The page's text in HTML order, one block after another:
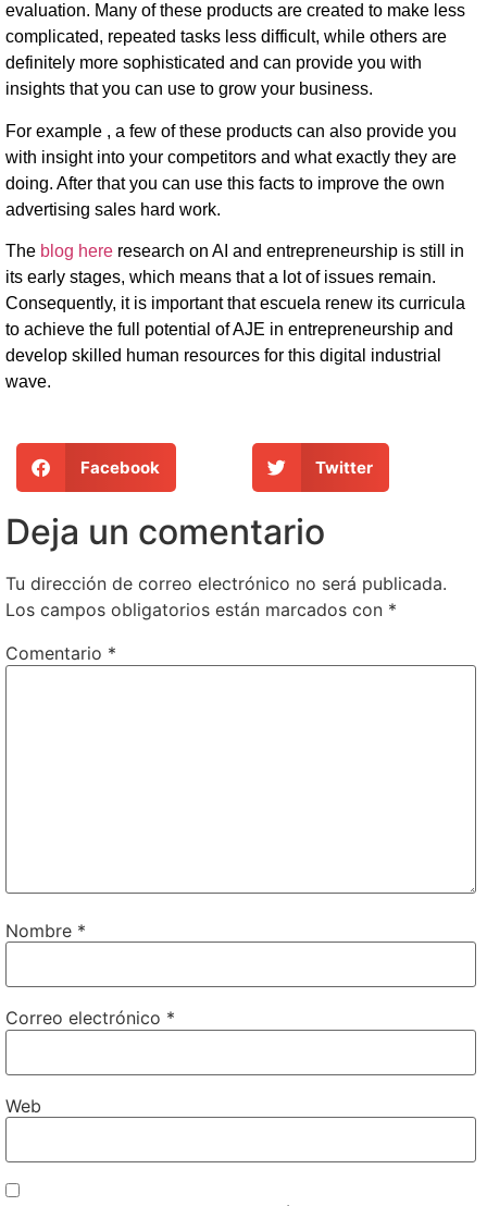
evaluation. Many of these products are created to make less
complicated, repeated tasks less difficult, while others are
definitely more sophisticated and can provide you with
insights that you can use to grow your business.
For example , a few of these products can also provide you
with insight into your competitors and what exactly they are
doing. After that you can use this facts to improve the own
advertising sales hard work.
The blog here research on AI and entrepreneurship is still in
its early stages, which means that a lot of issues remain.
Consequently, it is important that escuela renew its curricula
to achieve the full potential of AJE in entrepreneurship and
develop skilled human resources for this digital industrial
wave.
Facebook Twitter
Deja un comentario
Tu dirección de correo electrónico no será publicada.
Los campos obligatorios están marcados con *
Comentario *
Nombre *
Correo electrónico *
Web